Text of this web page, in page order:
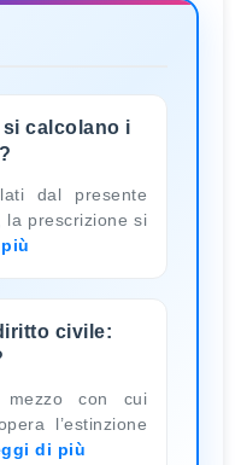
calcolano i
dal presente
la prescrizione si
civile:
con cui
l’estinzione
di più